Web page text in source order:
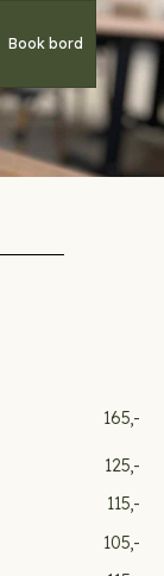
Book bord
165,-
125,-
115,-
105,-